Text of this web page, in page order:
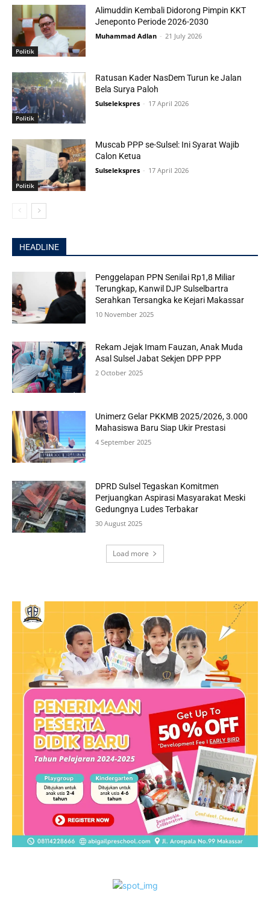
Politik
Alimuddin Kembali Didorong Pimpin KKT
Jeneponto Periode 2026-2030
Muhammad Adlan - 21 July 2026
Politik
Ratusan Kader NasDem Turun ke Jalan
Bela Surya Paloh
Sulselekspres - 17 April 2026
Politik
Muscab PPP se-Sulsel: Ini Syarat Wajib
Calon Ketua
Sulselekspres - 17 April 2026
HEADLINE
Penggelapan PPN Senilai Rp1,8 Miliar
Terungkap, Kanwil DJP Sulselbartra
Serahkan Tersangka ke Kejari Makassar
10 November 2025
Rekam Jejak Imam Fauzan, Anak Muda
Asal Sulsel Jabat Sekjen DPP PPP
2 October 2025
Unimerz Gelar PKKMB 2025/2026, 3.000
Mahasiswa Baru Siap Ukir Prestasi
4 September 2025
DPRD Sulsel Tegaskan Komitmen
Perjuangkan Aspirasi Masyarakat Meski
Gedungnya Ludes Terbakar
30 August 2025
Load more